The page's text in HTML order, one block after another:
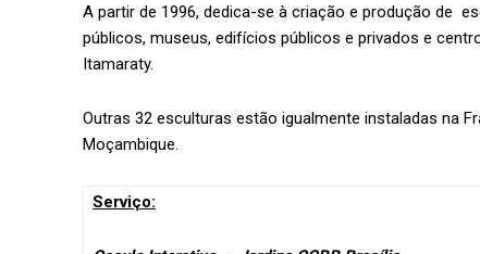
A partir de 1996, dedica-se à criação e produção de
públicos, museus, edifícios públicos e privados e
Itamaraty.
Outras 32 esculturas estão igualmente instaladas na
Moçambique.
Serviço: